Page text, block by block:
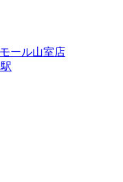
ール山室店